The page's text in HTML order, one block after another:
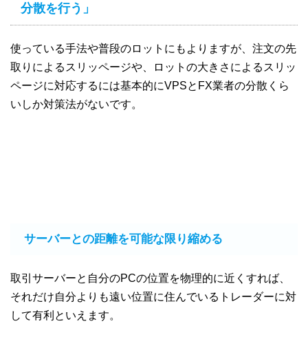
分散を行う」
使っている手法や普段のロットにもよりますが、注文の先
取りによるスリッページや、ロットの大きさによるスリッ
ページに対応するには基本的にVPSとFX業者の分散くら
いしか対策法がないです。
サーバーとの距離を可能な限り縮める
取引サーバーと自分のPCの位置を物理的に近くすれば、
それだけ自分よりも遠い位置に住んでいるトレーダーに対
して有利といえます。